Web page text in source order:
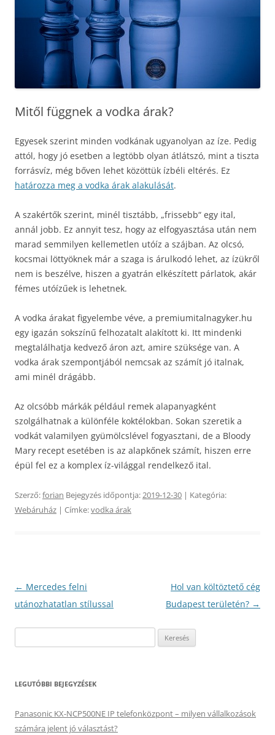
Mitől függnek a vodka árak?
Egyesek szerint minden vodkának ugyanolyan az íze. Pedig
attól, hogy jó esetben a legtöbb olyan átlátszó, mint a tiszta
forrásvíz, még bőven lehet közöttük ízbéli eltérés. Ez
határozza meg a vodka árak alakulását.
A szakértők szerint, minél tisztább, „frissebb“ egy ital,
annál jobb. Ez annyit tesz, hogy az elfogyasztása után nem
marad semmilyen kellemetlen utóíz a szájban. Az olcsó,
kocsmai löttyöknek már a szaga is árulkodó lehet, az ízükről
nem is beszélve, hiszen a gyatrán elkészített párlatok, akár
fémes utóízűek is lehetnek.
A vodka árakat figyelembe véve, a premiumitalnagyker.hu
egy igazán sokszínű felhozatalt alakított ki. Itt mindenki
megtalálhatja kedvező áron azt, amire szüksége van. A
vodka árak szempontjából nemcsak az számít jó italnak,
ami minél drágább.
Az olcsóbb márkák például remek alapanyagként
szolgálhatnak a különféle koktélokban. Sokan szeretik a
vodkát valamilyen gyümölcslével fogyasztani, de a Bloody
Mary recept esetében is az alapkőnek számít, hiszen erre
épül fel ez a komplex íz-világgal rendelkező ital.
Szerző:forian Bejegyzés időpontja:2019-12-30 | Kategória:
Webáruház | Címke:vodka árak
Bejegyzés
navigáció
← Mercedes felni
utánozhatatlan stílussal
Hol van költöztető cég
Budapest területén? →
LEGUTÓBBI BEJEGYZÉSEK
Panasonic KX-NCP500NE IP telefonközpont – milyen vállalkozások
számára jelent jó választást?